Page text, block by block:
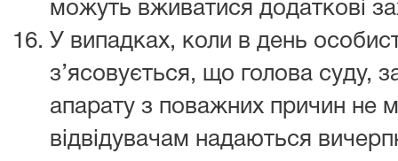
можуть вживатися додаткові
У випадках, коли в день
з’ясовується, що голова суду,
апарату з поважних причин не
відвідувачам надаються